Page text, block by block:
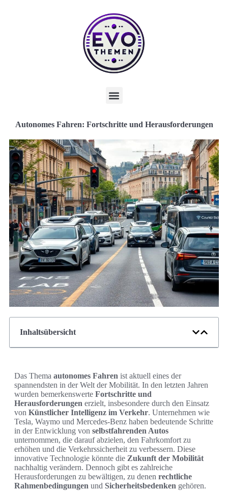
Autonomes Fahren: Fortschritte und Herausforderungen
Inhaltsübersicht
Das Thema autonomes Fahren ist aktuell eines der
spannendsten in der Welt der Mobilität. In den letzten Jahren
wurden bemerkenswerte Fortschritte und
Herausforderungen erzielt, insbesondere durch den Einsatz
von Künstlicher Intelligenz im Verkehr. Unternehmen wie
Tesla, Waymo und Mercedes-Benz haben bedeutende Schritte
in der Entwicklung von selbstfahrenden Autos
unternommen, die darauf abzielen, den Fahrkomfort zu
erhöhen und die Verkehrssicherheit zu verbessern. Diese
innovative Technologie könnte die Zukunft der Mobilität
nachhaltig verändern. Dennoch gibt es zahlreiche
Herausforderungen zu bewältigen, zu denen rechtliche
Rahmenbedingungen und Sicherheitsbedenken gehören.